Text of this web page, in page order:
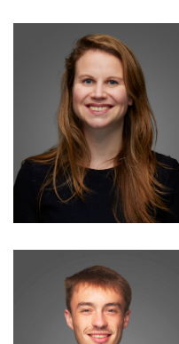
Eline Snapper
Financial Business
Partner
Irene Broks